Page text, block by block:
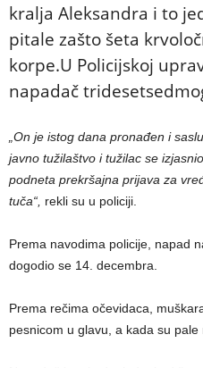
kralja Aleksandra i to
pitale zašto šeta
korpe.U Policijskoj
napadač
„On je istog dana pronađen i
javno tužilaštvo i tužilac se
podneta prekršajna prijava za
tuča“, rekli su u policiji.
Prema navodima policije, napad
dogodio se 14. decembra.
Prema rečima očevidaca,
pesnicom u glavu, a kada su